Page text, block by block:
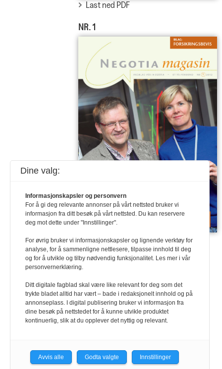
Last ned PDF
NR. 1
Last ned PDF
Dine valg:
Informasjonskapsler og personvern
For å gi deg relevante annonser på vårt nettsted bruker vi
informasjon fra ditt besøk på vårt nettsted. Du kan reservere
deg mot dette under "Innstillinger".
For øvrig bruker vi informasjonskapsler og lignende verktøy for
analyse, for å sammenligne nettlesere, tilpasse innhold til deg
og for å utvikle og tilby nødvendig funksjonalitet. Les mer i vår
personvernerklæring.
Ditt digitale fagblad skal være like relevant for deg som det
trykte bladet alltid har vært – bade i redaksjonelt innhold og på
annonseplass. I digital publisering bruker vi informasjon fra
dine besøk på nettstedet for å kunne utvikle produktet
kontinuerlig, slik at du opplever det nyttig og relevant.
Avvis alle Godta valgte Innstillinger